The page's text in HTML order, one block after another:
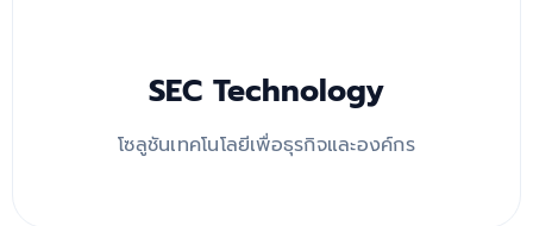
SEC Technology
โซลูชันเทคโนโลยีเพื่อธุรกิจและองค์กร